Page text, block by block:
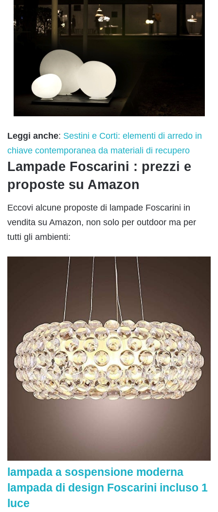
Leggi anche: Sestini e Corti: elementi di arredo in
chiave contemporanea da materiali di recupero
Lampade Foscarini : prezzi e
proposte su Amazon
Eccovi alcune proposte di lampade Foscarini in
vendita su Amazon, non solo per outdoor ma per
tutti gli ambienti:
lampada a sospensione moderna
lampada di design Foscarini incluso 1
luce